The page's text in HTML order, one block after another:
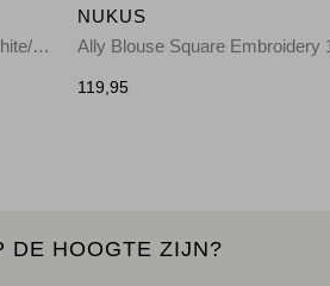
Angie Blouse Tie Paisley 318 offwhite/toffee
NUKUS
119,95
DE HOOGTE ZIJN?